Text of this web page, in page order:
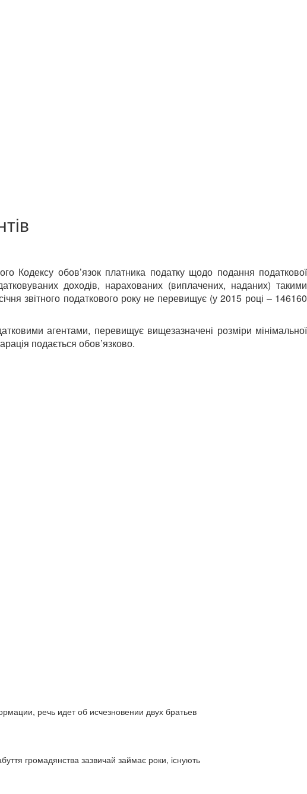
Кодексу обов’язок платника податку щодо подання податкової
доходів, нарахованих (виплачених, наданих) такими
звітного податкового року не перевищує (у 2015 році – 146160
агентами, перевищує вищезазначені розміри мінімальної
подається обов’язково.
речь идет об исчезновении двух братьев
громадянства зазвичай займає роки, існують